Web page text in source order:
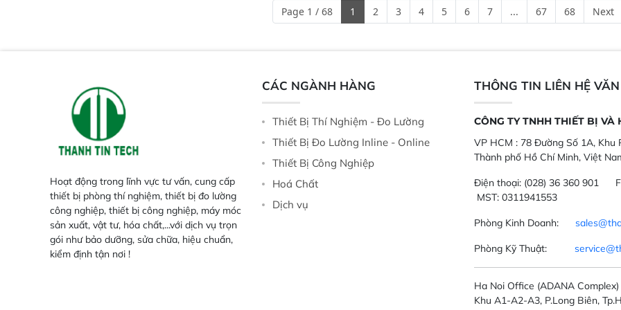
xuất hoặc trực tiếp ngoài đồng
khả năng theo dõi thông số theo
đơn giản, mọi
Page 1 / 68 1 2 3 4 5 6 7 ... 67 68 Next
Hoạt động trong lĩnh vực tư vấn, cung cấp
thiết bị phòng thí nghiệm, thiết bị đo lường
công nghiệp, thiết bị công nghiệp, máy móc
sản xuất, vật tư, hóa chất,...với dịch vụ trọn
gói như bảo dưỡng, sửa chữa, hiệu chuẩn,
kiểm định tận nơi !
CÁC NGÀNH HÀNG
Thiết Bị Thí Nghiệm - Đo Lường
Thiết Bị Đo Lường Inline - Online
Thiết Bị Công Nghiệp
Hoá Chất
Dịch vụ
THÔNG TIN LIÊN HỆ
CÔNG TY TNHH THIẾT BỊ
VP HCM : 78 Đường Số 1A, Khu
Thành phố Hồ Chí Minh, Việt
Điện thoại: (028) 36 360 901
MST: 0311941553
Phòng Kinh Doanh:
Phòng Kỹ Thuật:
Ha Noi Office (ADANA Complex)
Khu A1-A2-A3, P.Long Biên,